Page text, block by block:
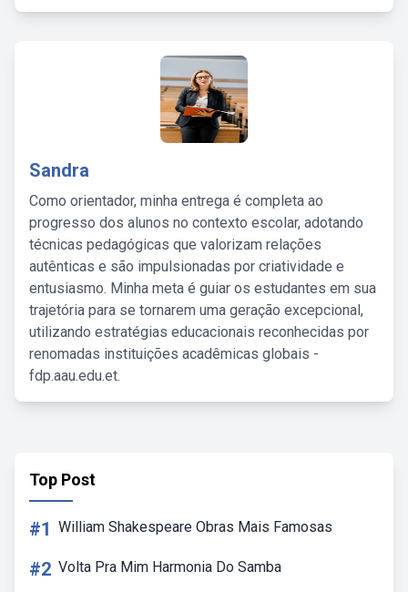
Sandra
Como orientador, minha entrega é completa ao
progresso dos alunos no contexto escolar, adotando
técnicas pedagógicas que valorizam relações
autênticas e são impulsionadas por criatividade e
entusiasmo. Minha meta é guiar os estudantes em sua
trajetória para se tornarem uma geração excepcional,
utilizando estratégias educacionais reconhecidas por
renomadas instituições acadêmicas globais -
fdp.aau.edu.et.
Top Post
#1 William Shakespeare Obras Mais Famosas
#2 Volta Pra Mim Harmonia Do Samba